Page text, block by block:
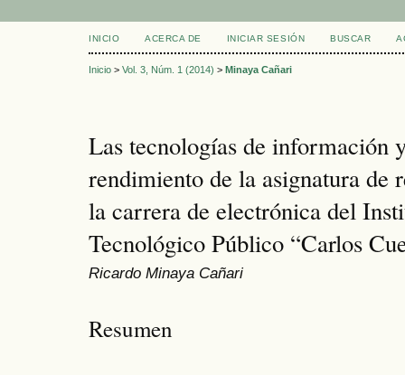
INICIO ACERCA DE INICIAR SESIÓN BUSCAR
Inicio > Vol. 3, Núm. 1 (2014) > Minaya Cañari
Las tecnologías de información
rendimiento de la asignatura de
la carrera de electrónica del
Tecnológico Público “Carlos
Ricardo Minaya Cañari
Resumen